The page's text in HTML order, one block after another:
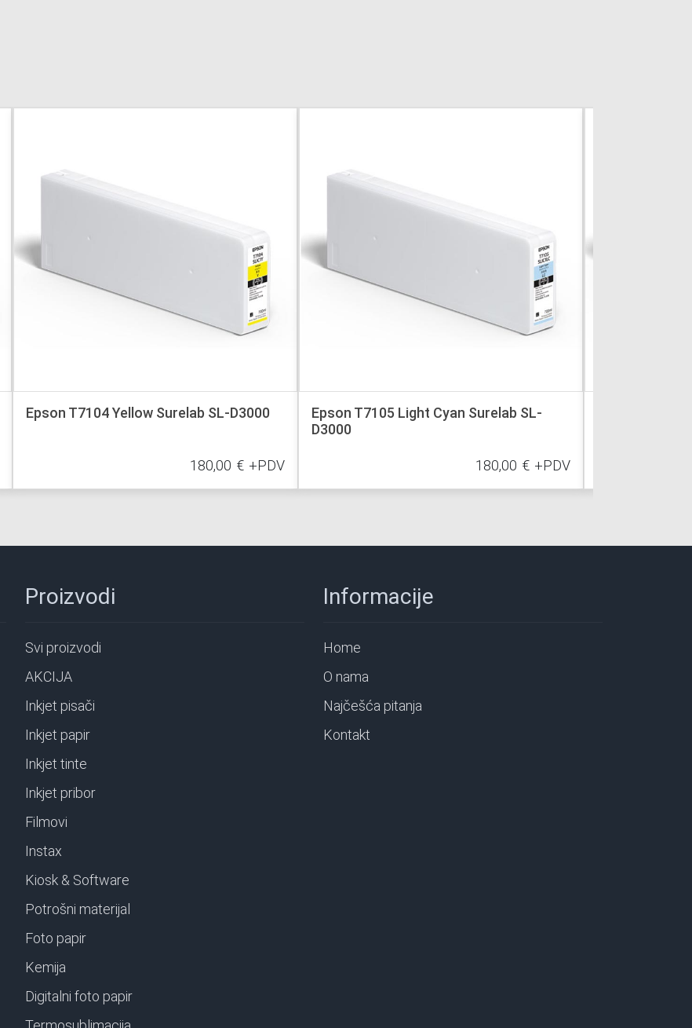
Epson T7104 Yellow Surelab SL-D3000
180,00 € +PDV
Epson T7105 Light Cyan Surelab SL-
D3000
180,00 € +PDV
Proizvodi
Svi proizvodi
AKCIJA
Inkjet pisači
Inkjet papir
Inkjet tinte
Inkjet pribor
Filmovi
Instax
Kiosk & Software
Potrošni materijal
Foto papir
Kemija
Digitalni foto papir
Informacije
Home
O nama
Najčešća pitanja
Kontakt